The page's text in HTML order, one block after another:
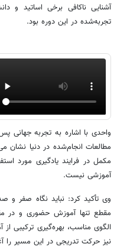
آشنایی ناکافی برخی اساتید و
تجربه‌شده در این دوره بود.
واحدی با اشاره به تجربه جهانی
مطالعات انجام‌شده در دنیا
مکمل در فرایند یادگیری مورد
آموزشی نیست.
وی تأکید کرد: نباید نگاه صفر
مقطع تنها آموزش حضوری و در
الگوی مناسب، بهره‌گیری
نیز حرکت تدریجی در این مسیر را